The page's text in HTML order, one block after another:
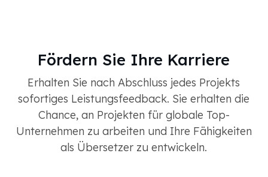
Fördern Sie Ihre Karriere
Erhalten Sie nach Abschluss jedes Projekts
sofortiges Leistungsfeedback. Sie erhalten die
Chance, an Projekten für globale Top-
Unternehmen zu arbeiten und Ihre Fähigkeiten
als Übersetzer zu entwickeln.